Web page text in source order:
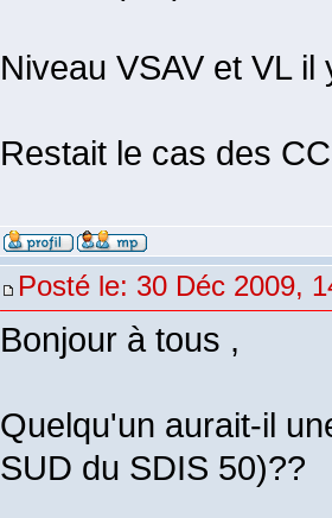
Niveau VSAV et VL
Restait le cas des
Posté le: 30 Déc 2009,
Bonjour à tous ,
Quelqu'un aurait-il
SUD du SDIS 50)??